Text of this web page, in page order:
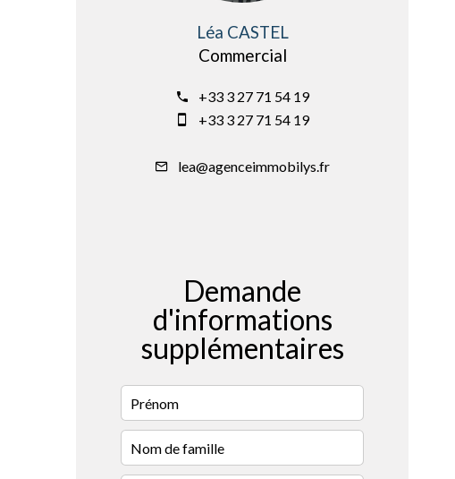
Léa CASTEL
Commercial
+33 3 27 71 54 19
+33 3 27 71 54 19
lea@agenceimmobilys.fr
Demande
d'informations
supplémentaires